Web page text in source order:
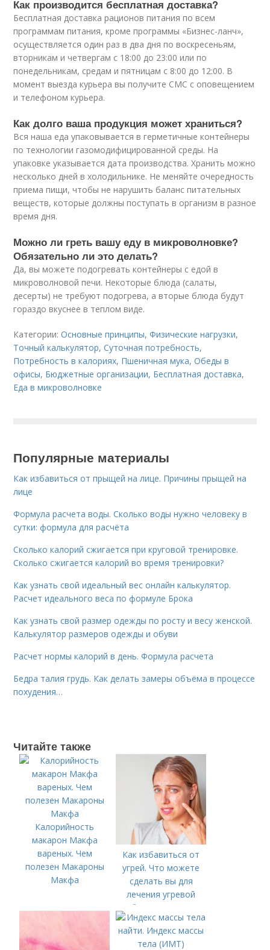
Как производится бесплатная доставка?
Бесплатная доставка рационов питания по всем
программам питания, кроме программы «Бизнес-ланч»,
осуществляется один раз в два дня по воскресеньям,
вторникам и четвергам с 18:00 до 23:00 или по
понедельникам, средам и пятницам с 8:00 до 12:00. В
момент выезда курьера вы получите СМС с оповещением
и телефоном курьера.
Как долго ваша продукция может храниться?
Вся наша еда упаковывается в герметичные контейнеры
по технологии газомодифицированной среды. На
упаковке указывается дата производства. Хранить можно
несколько дней в холодильнике. Не меняйте очередность
приема пищи, чтобы не нарушить баланс питательных
веществ, которые должны поступать в организм в разное
время дня.
Можно ли греть вашу еду в микроволновке?
Обязательно ли это делать?
Да, вы можете подогревать контейнеры с едой в
микроволновой печи. Некоторые блюда (салаты,
десерты) не требуют подогрева, а вторые блюда будут
гораздо вкуснее в теплом виде.
Категории:Основные принципы,Физические нагрузки,
Точный калькулятор,Суточная потребность,
Потребность в калориях, Пшеничная мука,Обеды в
офисы, Бюджетные организации, Бесплатная доставка,
Еда в микроволновке
Популярные материалы
Как избавиться от прыщей на лице. Причины прыщей на
лице
Формула расчета воды. Сколько воды нужно человеку в
сутки: формула для расчёта
Сколько калорий сжигается при круговой тренировке.
Сколько сжигается калорий во время тренировки?
Как узнать свой идеальный вес онлайн калькулятор.
Расчет идеального веса по формуле Брока
Как узнать свой размер одежды по росту и весу женской.
Калькулятор размеров одежды и обуви
Расчет нормы калорий в день. Формула расчета
Бедра талия грудь. Как делать замеры объёма в процессе
похудения…
Читайте также
Калорийность
макарон Макфа
вареных. Чем
полезен Макароны
Макфа
Как избавиться от
угрей. Что можете
сделать вы для
лечения угревой
болезни (акне)